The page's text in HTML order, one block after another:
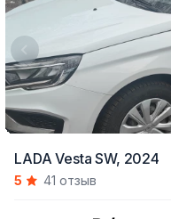
of
LADA Vesta SW, 2024
5 41 отзыв